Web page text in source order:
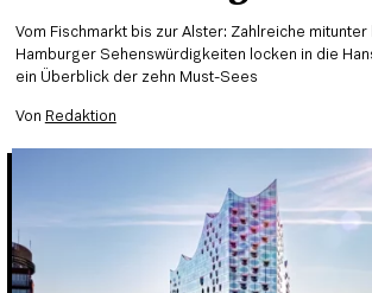
Vom Fischmarkt bis zur Alster: Zahlreiche
Hamburger Sehenswürdigkeiten locken in die
ein Überblick der zehn Must-Sees
Von Redaktion